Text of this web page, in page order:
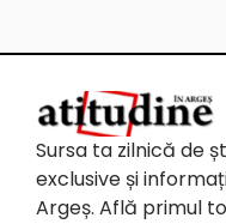
Sursa ta zilnică de
exclusive și
Argeș. Află primul